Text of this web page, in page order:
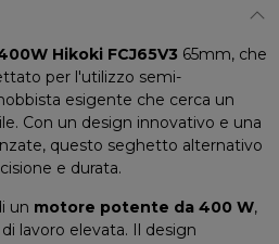
Hikoki FCJ65V3 65mm, che
per l'utilizzo semi-
esigente che cerca un
Con un design innovativo e una
questo seghetto alternativo
e durata.
un motore potente da 400 W,
lavoro elevata. Il design